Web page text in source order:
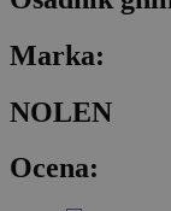
Marka:
NOLEN
Ocena: